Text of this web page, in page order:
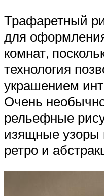
Трафаретный
для
комнат,
технология
украшением
Очень
рельефные
изящные узоры
ретро и